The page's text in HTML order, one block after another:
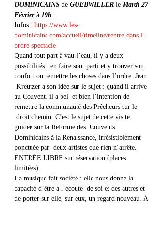
DOMINICAINS de GUEBWILLER le Mardi 27
Février à 19h :
Infos : https://www.les-
dominicains.com/accueil/timeline/rentre-dans-l-
ordre-spectacle
Quand tout part à vau-l’eau, il y a deux
possibilités : en faire son  parti et y trouver son
confort ou remettre les choses dans l’ordre. Jean
Kreutzer a son idée sur le sujet : quand il arrive
au Couvent, il a bel  et bien l’intention de
remettre la communauté des Prêcheurs sur le
droit chemin. C’est le sujet de cette visite
guidée sur la Réforme des  Couvents
Dominicains à la Renaissance, irrésistiblement
ponctuée par  deux artistes que rien n‘arrête.
ENTRÉE LIBRE sur réservation (places
limitées).
La musique fait société : elle nous donne la
capacité d’être à l’écoute  de soi et des autres et
de porter sur elle, sur eux, un regard nouveau. À